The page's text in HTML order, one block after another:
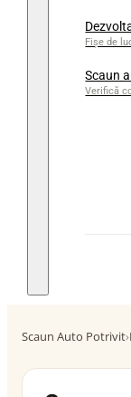
Fișe de
Scaun
Verifică
Scaun Auto Potrivit›